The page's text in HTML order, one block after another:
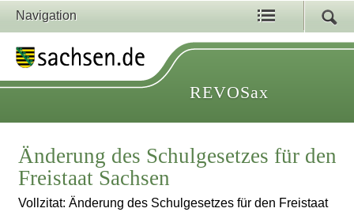
Navigation
REVOSax
Änderung des Schulgesetzes für den
Freistaat Sachsen
Vollzitat: Änderung des Schulgesetzes für den Freistaat